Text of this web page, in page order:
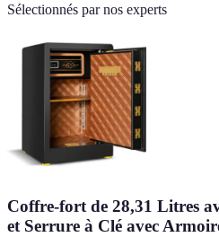
Sélectionnés par nos experts
Coffre-fort de 28,31 Litres
et Serrure à Clé avec